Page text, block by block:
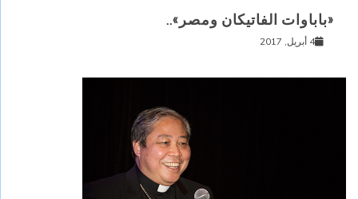
«باباوات الفاتيكان ومصر»..
4 أبريل, 2017